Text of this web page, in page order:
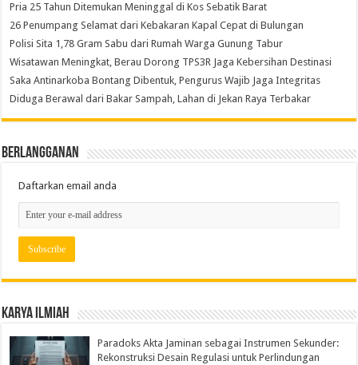
Pria 25 Tahun Ditemukan Meninggal di Kos Sebatik Barat
26 Penumpang Selamat dari Kebakaran Kapal Cepat di Bulungan
Polisi Sita 1,78 Gram Sabu dari Rumah Warga Gunung Tabur
Wisatawan Meningkat, Berau Dorong TPS3R Jaga Kebersihan Destinasi
Saka Antinarkoba Bontang Dibentuk, Pengurus Wajib Jaga Integritas
Diduga Berawal dari Bakar Sampah, Lahan di Jekan Raya Terbakar
Berlangganan
Daftarkan email anda
Karya Ilmiah
Paradoks Akta Jaminan sebagai Instrumen Sekunder:
Rekonstruksi Desain Regulasi untuk Perlindungan